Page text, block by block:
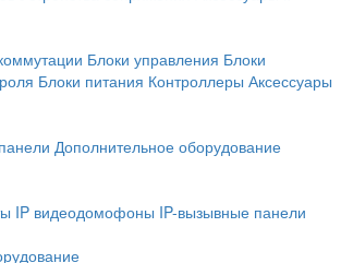
Блоки управления Блоки
Блоки питания Контроллеры Аксессуары
Дополнительное оборудование
IP видеодомофоны IP-вызывные панели